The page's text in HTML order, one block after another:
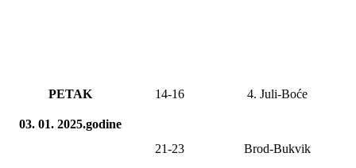
PETAK
03. 01. 2025.godine
14-16 4. Juli-Boće
21-23 Brod-Bukvik